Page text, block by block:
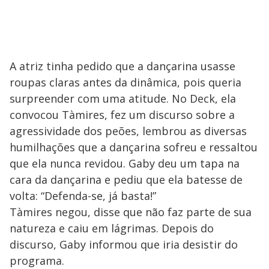
o
A atriz tinha pedido que a dançarina usasse
roupas claras antes da dinâmica, pois queria
surpreender com uma atitude. No Deck, ela
convocou Tàmires, fez um discurso sobre a
agressividade dos peões, lembrou as diversas
humilhações que a dançarina sofreu e ressaltou
que ela nunca revidou. Gaby deu um tapa na
cara da dançarina e pediu que ela batesse de
volta: “Defenda-se, já basta!”
Tàmires negou, disse que não faz parte de sua
natureza e caiu em lágrimas. Depois do
discurso, Gaby informou que iria desistir do
programa.